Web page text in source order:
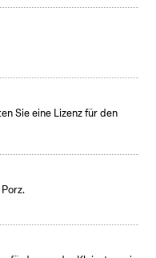
Sie eine Lizenz für den